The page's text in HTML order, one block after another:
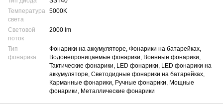
Температура
света
5000K
Световой
поток
2000 lm
Тип
фонарика
Фонарики на аккумуляторе, Фонарики на батарейках,
Водонепроницаемые фонарики, Военные фонарики,
Тактические фонарики, LED фонарики, LED фонарики на
аккумуляторе, Светодидные фонарики на батарейках,
Карманные фонарики, Ручные фонарики, Мощные
фонарики, Металлические фонарики